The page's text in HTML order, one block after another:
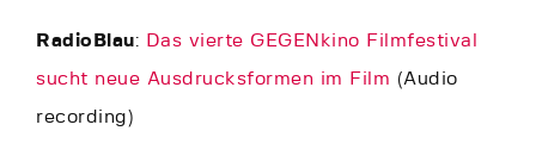
RadioBlau: Das vierte GEGENkino Filmfestival
sucht neue Ausdrucksformen im Film (Audio
recording)